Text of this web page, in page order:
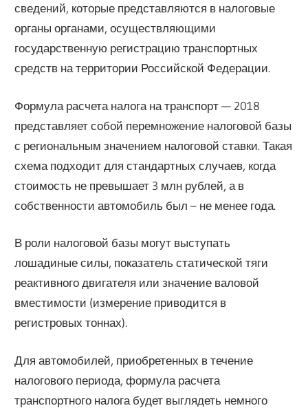
сведений, которые представляются в налоговые
органы органами, осуществляющими
государственную регистрацию транспортных
средств на территории Российской Федерации.
Формула расчета налога на транспорт — 2018
представляет собой перемножение налоговой базы
с региональным значением налоговой ставки. Такая
схема подходит для стандартных случаев, когда
стоимость не превышает 3 млн рублей, а в
собственности автомобиль был – не менее года.
В роли налоговой базы могут выступать
лошадиные силы, показатель статической тяги
реактивного двигателя или значение валовой
вместимости (измерение приводится в
регистровых тоннах).
Для автомобилей, приобретенных в течение
налогового периода, формула расчета
транспортного налога будет выглядеть немного